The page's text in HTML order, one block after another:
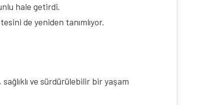
hale getirdi.
de yeniden tanımlıyor.
ve sürdürülebilir bir yaşam